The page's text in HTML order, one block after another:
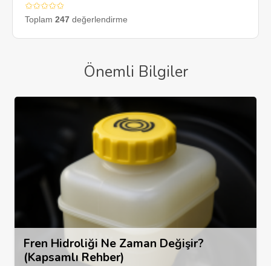
✩✩✩✩✩
Toplam 247 değerlendirme
Önemli Bilgiler
Fren Hidroliği Ne Zaman Değişir?
(Kapsamlı Rehber)